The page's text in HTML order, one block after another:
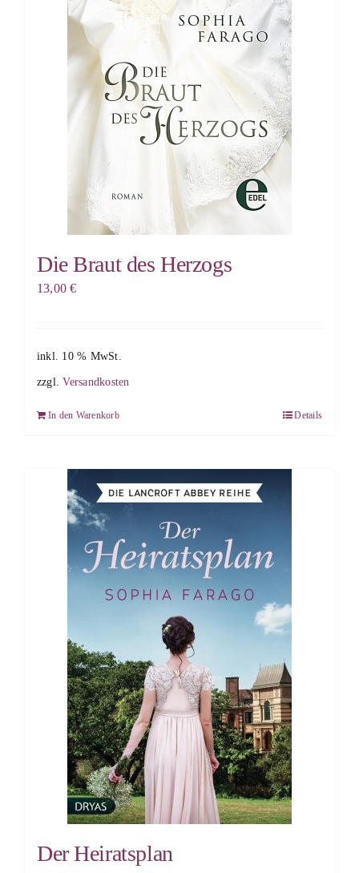
Die Braut des Herzogs
13,00€
inkl. 10 % MwSt.
zzgl.Versandkosten
In den Warenkorb Details
Der Heiratsplan